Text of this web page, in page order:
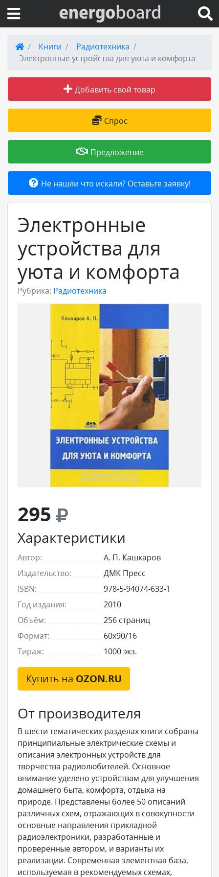
Вход на сайт
Публикации
Товары и услуги
Добавить товар или услугу
Книги
Радиотехника
Электронные устройства для уюта и комфорта
Добавить свой товар
Спрос
Предложение
Не нашли что искали? Оставьте заявку!
Электронные
устройства для
уюта и комфорта
Рубрика: Радиотехника
295
Характеристики
Автор:
А. П. Кашкаров
Издательство:
ДМК Пресс
ISBN:
978-5-94074-633-1
Год издания:
2010
Объём:
256 страниц
Формат:
60x90/16
Тираж:
1000 экз.
Купить на OZON.RU
От производителя
В шести тематических разделах книги собраны
принципиальные электрические схемы и
описания электронных устройств для
творчества радиолюбителей. Основное
внимание уделено устройствам для улучшения
домашнего быта, комфорта, отдыха на
природе. Представлены более 50 описаний
различных схем, отражающих в совокупности
основные направления прикладной
радиоэлектроники, разработанные и
проверенные автором, и варианты их
реализации. Современная элементная база,
используемая в рекомендуемых схемах,